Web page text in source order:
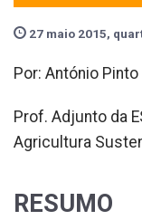
27 maio 2015,
Por: António Pinto
Prof. Adjunto da
Agricultura
RESUMO